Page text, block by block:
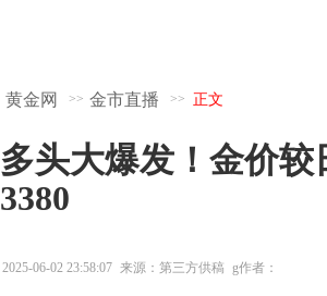
黄金网 >> 金市直播 >> 正文
多头大爆发！金价
3380
2025-06-02 23:58:07 来源：第三方供稿 g作者：